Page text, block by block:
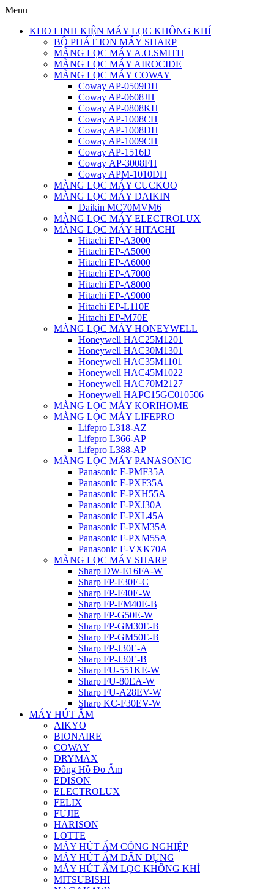
Menu
KHO LINH KIỆN MÁY LỌC KHÔNG KHÍ
BỘ PHÁT ION MÁY SHARP
MÀNG LỌC MÁY A.O.SMITH
MÀNG LỌC MÁY AIROCIDE
MÀNG LỌC MÁY COWAY
Coway AP-0509DH
Coway AP-0608JH
Coway AP-0808KH
Coway AP-1008CH
Coway AP-1008DH
Coway AP-1009CH
Coway AP-1516D
Coway AP-3008FH
Coway APM-1010DH
MÀNG LỌC MÁY CUCKOO
MÀNG LỌC MÁY DAIKIN
Daikin MC70MVM6
MÀNG LỌC MÁY ELECTROLUX
MÀNG LỌC MÁY HITACHI
Hitachi EP-A3000
Hitachi EP-A5000
Hitachi EP-A6000
Hitachi EP-A7000
Hitachi EP-A8000
Hitachi EP-A9000
Hitachi EP-L110E
Hitachi EP-M70E
MÀNG LỌC MÁY HONEYWELL
Honeywell HAC25M1201
Honeywell HAC30M1301
Honeywell HAC35M1101
Honeywell HAC45M1022
Honeywell HAC70M2127
Honeywell HAPC15GC010506
MÀNG LỌC MÁY KORIHOME
MÀNG LỌC MÁY LIFEPRO
Lifepro L318-AZ
Lifepro L366-AP
Lifepro L388-AP
MÀNG LỌC MÁY PANASONIC
Panasonic F-PMF35A
Panasonic F-PXF35A
Panasonic F-PXH55A
Panasonic F-PXJ30A
Panasonic F-PXL45A
Panasonic F-PXM35A
Panasonic F-PXM55A
Panasonic F-VXK70A
MÀNG LỌC MÁY SHARP
Sharp DW-E16FA-W
Sharp FP-F30E-C
Sharp FP-F40E-W
Sharp FP-FM40E-B
Sharp FP-G50E-W
Sharp FP-GM30E-B
Sharp FP-GM50E-B
Sharp FP-J30E-A
Sharp FP-J30E-B
Sharp FU-551KE-W
Sharp FU-80EA-W
Sharp FU-A28EV-W
Sharp KC-F30EV-W
MÁY HÚT ẨM
AIKYO
BIONAIRE
COWAY
DRYMAX
Đồng Hồ Đo Ẩm
EDISON
ELECTROLUX
FELIX
FUJIE
HARISON
LOTTE
MÁY HÚT ẨM CÔNG NGHIỆP
MÁY HÚT ẨM DÂN DỤNG
MÁY HÚT ẨM LỌC KHÔNG KHÍ
MITSUBISHI